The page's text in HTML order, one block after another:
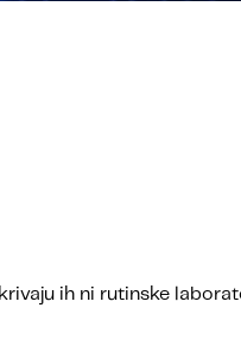
ih ni rutinske